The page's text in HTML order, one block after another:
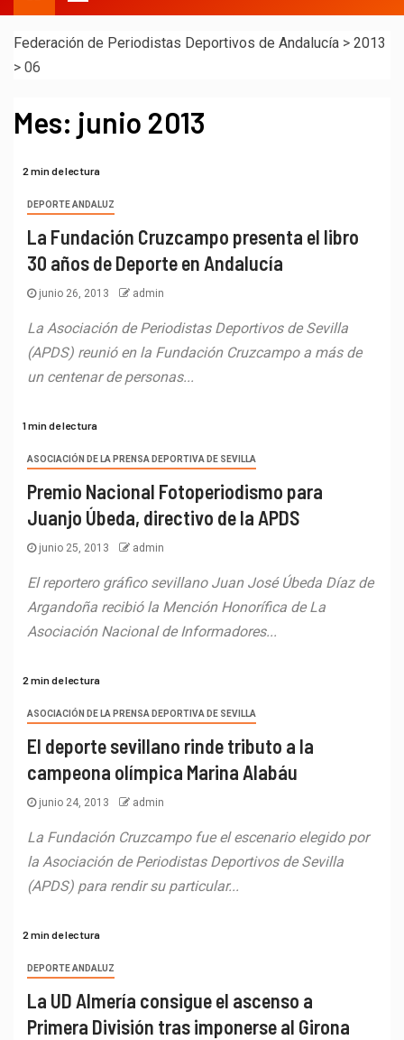
Federación de Periodistas Deportivos de Andalucía > 2013
> 06
Mes: junio 2013
2 min de lectura
DEPORTE ANDALUZ
La Fundación Cruzcampo presenta el libro
30 años de Deporte en Andalucía
junio 26, 2013 admin
La Asociación de Periodistas Deportivos de Sevilla
(APDS) reunió en la Fundación Cruzcampo a más de
un centenar de personas...
1 min de lectura
ASOCIACIÓN DE LA PRENSA DEPORTIVA DE SEVILLA
Premio Nacional Fotoperiodismo para
Juanjo Úbeda, directivo de la APDS
junio 25, 2013 admin
El reportero gráfico sevillano Juan José Úbeda Díaz de
Argandoña recibió la Mención Honorífica de La
Asociación Nacional de Informadores...
2 min de lectura
ASOCIACIÓN DE LA PRENSA DEPORTIVA DE SEVILLA
El deporte sevillano rinde tributo a la
campeona olímpica Marina Alabáu
junio 24, 2013 admin
La Fundación Cruzcampo fue el escenario elegido por
la Asociación de Periodistas Deportivos de Sevilla
(APDS) para rendir su particular...
2 min de lectura
DEPORTE ANDALUZ
La UD Almería consigue el ascenso a
Primera División tras imponerse al Girona